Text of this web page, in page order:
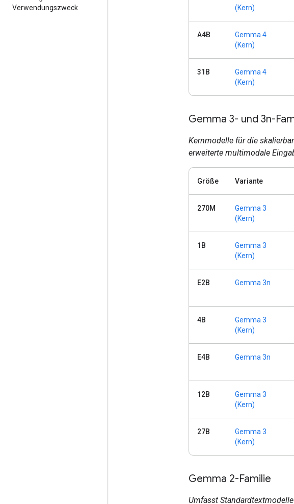
Verwendungszweck
(Kern)
A4B
Gemma 4
(Kern)
31B
Gemma 4
(Kern)
Gemma 3- und 3n-
Kernmodelle für die
erweiterte multimodale
Größe Variante
270M
Gemma 3
(Kern)
1B
Gemma 3
(Kern)
E2B Gemma 3n
4B
Gemma 3
(Kern)
E4B Gemma 3n
12B
Gemma 3
(Kern)
27B
Gemma 3
(Kern)
Gemma 2-Familie
Umfasst